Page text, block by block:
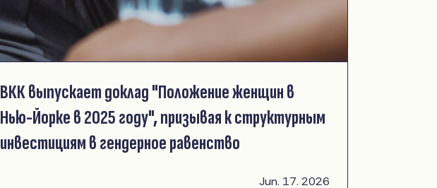
ВКК выпускает доклад "Положение женщин в
Нью-Йорке в 2025 году", призывая к структурным
инвестициям в гендерное равенство
Jun. 17. 2026